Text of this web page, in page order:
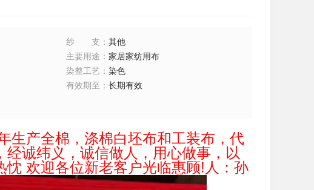
纱支 ：其他
主要用途 ：家居家纺用布
染整工艺 ：染色
有效期至 ：长期有效
生产全棉，涤棉白坯布和工装布，代
诚纬义，诚信做人，用心做事，以
欢迎各位新老客户光临惠顾!人：孙